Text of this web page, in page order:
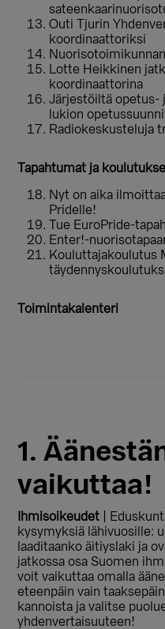
Outi Tjurin
koordinaattoriksi
Lotte Heikkinen
koordinaattorina
Järjestöiltä
lukion
Radiokeskusteluja
Tapahtumat ja
Nyt on aika
Pridelle!
Tue EuroPride-
Enter!-
Kouluttajakoulutus
Toimintakalenteri
1.
vaikuttaa!
Ihmisoikeudet |
kysymyksiä lähivuosille:
laaditaanko äitiyslaki ja
jatkossa osa Suomen
voit vaikuttaa omalla
eteenpäin vain
kannoista ja valitse
yhdenvertaisuuteen!